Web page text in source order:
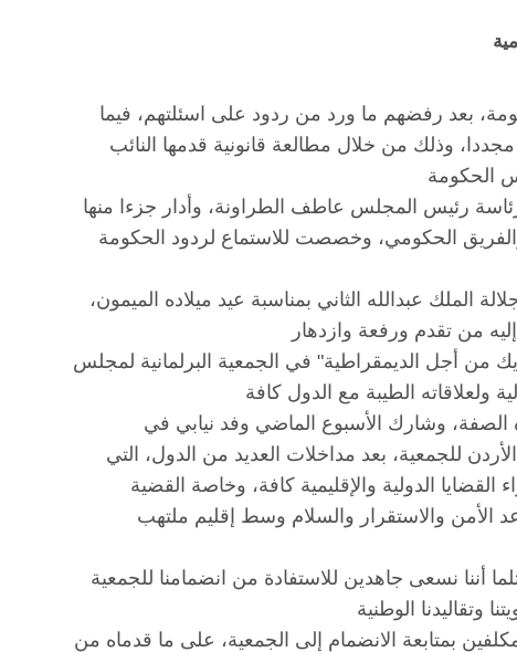
بعد رفضهم ما ورد من ردود على اسئلتهم، فيما
وذلك من خلال مطالعة قانونية قدمها النائب
رئيس المجلس عاطف الطراونة، وأدار جزءا منها
الحكومي، وخصصت للاستماع لردود الحكومة
الملك عبدالله الثاني بمناسبة عيد ميلاده الميمون،
من أجل الديمقراطية" في الجمعية البرلمانية لمجلس
وشارك الأسبوع الماضي وفد نيابي في
للجمعية، بعد مداخلات العديد من الدول، التي
القضايا الدولية والإقليمية كافة، وخاصة القضية
الأمن والاستقرار والسلام وسط إقليم ملتهب
أننا نسعى جاهدين للاستفادة من انضمامنا للجمعية
بمتابعة الانضمام إلى الجمعية، على ما قدماه من